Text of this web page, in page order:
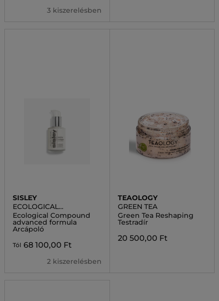
3 kiszerelésben
SISLEY
ECOLOGICAL
COMPOUND
Ecological Compound
advanced formula
Arcápoló
Tól 68 100,00 Ft
2 kiszerelésben
TEAOLOGY
GREEN TEA
Green Tea Reshaping
Testradír
20 500,00 Ft